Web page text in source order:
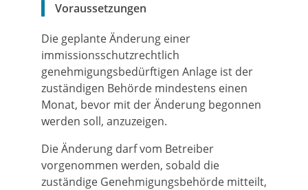
Voraussetzungen
Die geplante Änderung einer
immissionsschutzrechtlich
genehmigungsbedürftigen Anlage ist der
zuständigen Behörde mindestens einen
Monat, bevor mit der Änderung begonnen
werden soll, anzuzeigen.
Die Änderung darf vom Betreiber
vorgenommen werden, sobald die
zuständige Genehmigungsbehörde mitteilt,